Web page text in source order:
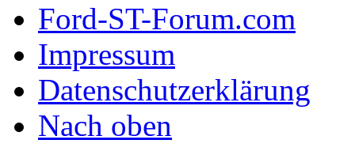
Ford-ST-Forum.com
Impressum
Datenschutzerklärung
Nach oben